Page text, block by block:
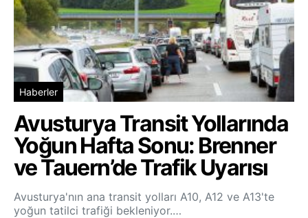
Haberler
Avusturya Transit Yollarında
Yoğun Hafta Sonu: Brenner
ve Tauern’de Trafik Uyarısı
Avusturya'nın ana transit yolları A10, A12 ve A13'te
yoğun tatilci trafiği bekleniyor.…